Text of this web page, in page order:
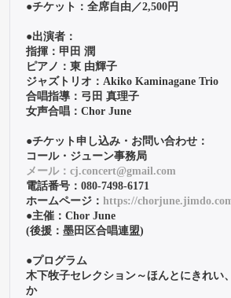
●チケット：全席自由／2,500円
●出演者：
指揮：甲田 潤
ピアノ：東 由輝子
ジャズトリオ：Akiko Kaminagane Trio
合唱指導：弓田 真理子
女声合唱：Chor June
●チケット申し込み・お問い合わせ：
メール：cj.concert@gmail.com
電話番号：080-7498-6171
ホームページ： https://
●主催：Chor June
(後援：墨田区合唱連盟)
●プログラム
木下牧子セレクション～ほんとにきれい
か